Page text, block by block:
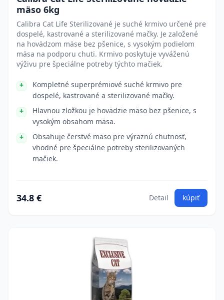
mäso 6kg
Calibra Cat Life Sterilizované je suché krmivo určené pre
dospelé, kastrované a sterilizované mačky. Je založené
na hovädzom mäse bez pšenice, s vysokým podielom
mäsa na podporu chuti. Krmivo poskytuje vyváženú
výživu pre špeciálne potreby týchto mačiek.
Kompletné superprémiové suché krmivo pre
dospelé, kastrované a sterilizované mačky.
Hlavnou zložkou je hovädzie mäso bez pšenice, s
vysokým obsahom mäsa.
Obsahuje čerstvé mäso pre výraznú chutnosť,
vhodné pre špeciálne potreby sterilizovaných
mačiek.
34.8 € Detail kúpiť